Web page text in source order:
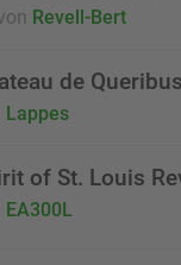
Revell-Bert
de
Lappes
of St. Louis
EA300L